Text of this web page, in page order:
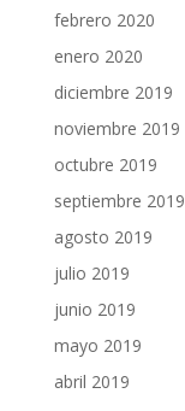
febrero 2020
enero 2020
diciembre 2019
noviembre 2019
octubre 2019
septiembre 2019
agosto 2019
julio 2019
junio 2019
mayo 2019
abril 2019